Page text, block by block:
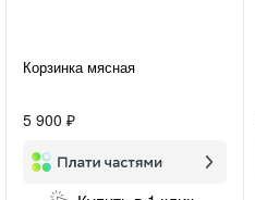
Корзинка мясная
5 900 ₽